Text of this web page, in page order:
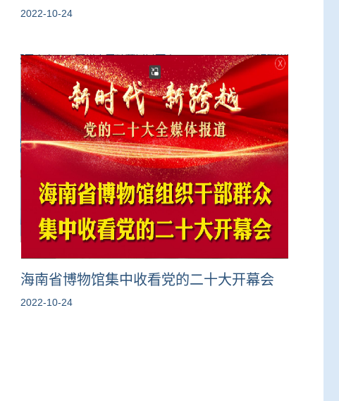
2022-10-24
海南省博物馆集中收看党的二十大开幕会
2022-10-24